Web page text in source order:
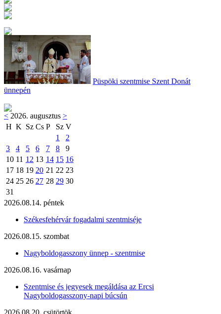
Püspöki szentmise Szent Donát
ünnepén
< 2026. augusztus >
H K Sz Cs P Sz V
1
2
3
4 5 6 7 8
9
10 11 12 13 14 15 16
17 18 19 20 21 22 23
24 25 26 27 28 29 30
31
2026.08.14. péntek
Székesfehérvár fogadalmi szentmiséje
2026.08.15. szombat
Nagyboldogasszony ünnep - szentmise
2026.08.16. vasárnap
Szentmise és jegyesek megáldása az Ercsi
Nagyboldogasszony-napi búcsún
2026.08.20. csütörtök